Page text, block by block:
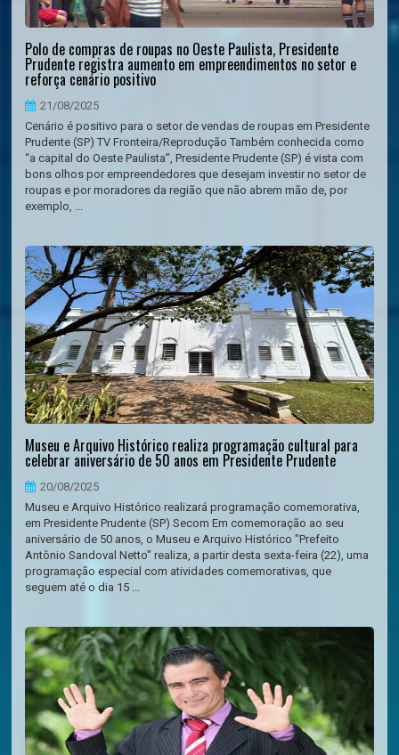
Polo de compras de roupas no Oeste Paulista, Presidente
Prudente registra aumento em empreendimentos no setor e
reforça cenário positivo
21/08/2025
Cenário é positivo para o setor de vendas de roupas em Presidente
Prudente (SP) TV Fronteira/Reprodução Também conhecida como
“a capital do Oeste Paulista”, Presidente Prudente (SP) é vista com
bons olhos por empreendedores que desejam investir no setor de
roupas e por moradores da região que não abrem mão de, por
exemplo, ...
Museu e Arquivo Histórico realiza programação cultural para
celebrar aniversário de 50 anos em Presidente Prudente
20/08/2025
Museu e Arquivo Histórico realizará programação comemorativa,
em Presidente Prudente (SP) Secom Em comemoração ao seu
aniversário de 50 anos, o Museu e Arquivo Histórico "Prefeito
Antônio Sandoval Netto" realiza, a partir desta sexta-feira (22), uma
programação especial com atividades comemorativas, que
seguem até o dia 15 ...